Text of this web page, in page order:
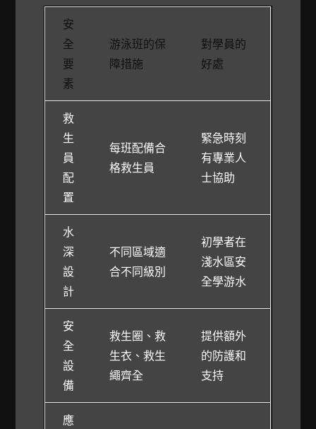
安
全
要
素
游泳班的保
障措施
對學員的
好處
救
生
員
配
置
每班配備合
格救生員
緊急時刻
有專業人
士協助
水
深
設
計
不同區域適
合不同級別
初學者在
淺水區安
全學游水
安
全
設
備
救生圈、救
生衣、救生
繩齊全
提供額外
的防護和
支持
應